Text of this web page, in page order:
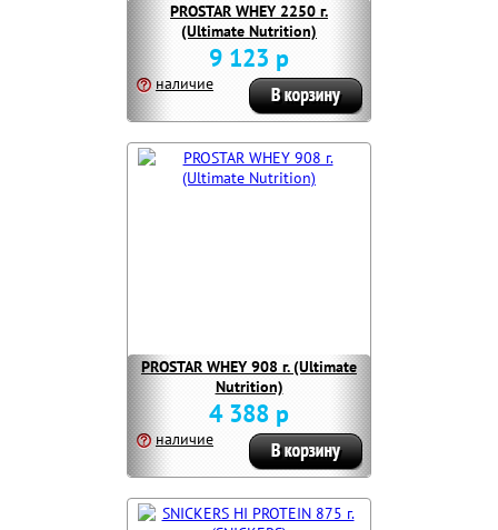
PROSTAR WHEY 2250 г.
(Ultimate Nutrition)
9 123 р
наличие
PROSTAR WHEY 908 г. (Ultimate
Nutrition)
4 388 р
наличие